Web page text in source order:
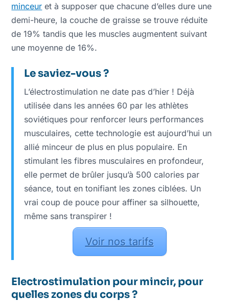
minceur et à supposer que chacune d’elles dure une
demi-heure, la couche de graisse se trouve réduite
de 19% tandis que les muscles augmentent suivant
une moyenne de 16%.
Le saviez-vous ?
L’électrostimulation ne date pas d’hier ! Déjà
utilisée dans les années 60 par les athlètes
soviétiques pour renforcer leurs performances
musculaires, cette technologie est aujourd’hui un
allié minceur de plus en plus populaire. En
stimulant les fibres musculaires en profondeur,
elle permet de brûler jusqu’à 500 calories par
séance, tout en tonifiant les zones ciblées. Un
vrai coup de pouce pour affiner sa silhouette,
même sans transpirer !
Voir nos tarifs
Electrostimulation pour mincir, pour
quelles zones du corps ?